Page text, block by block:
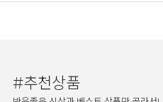
#추천상품